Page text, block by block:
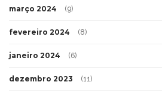
março 2024 (9)
fevereiro 2024 (8)
janeiro 2024 (6)
dezembro 2023 (11)